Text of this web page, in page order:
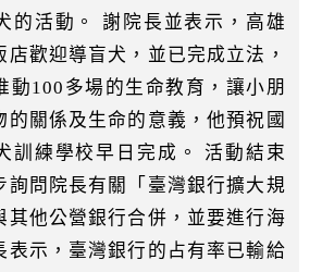
的活動。 謝院長並表示，高雄
歡迎導盲犬，並已完成立法，
動100多場的生命教育，讓小朋
的關係及生命的意義，他預祝國
訓練學校早日完成。 活動結束
詢問院長有關「臺灣銀行擴大規
其他公營銀行合併，並要進行海
表示，臺灣銀行的占有率已輸給